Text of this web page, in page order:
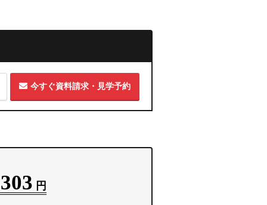
今すぐ資料請求・見学予約
円